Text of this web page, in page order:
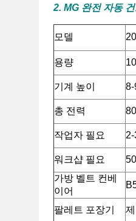
2. MG 완전 자동
모델
용량
기계 높이 8-
총 전력
작업자 필요 2-
워크샵 필요
가방 벨트 컨베
이어
팔레트 포장기